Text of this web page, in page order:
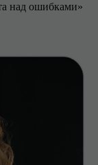
над ошибками»